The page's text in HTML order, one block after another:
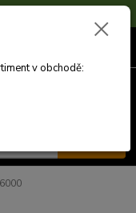
SLEVA6
v obchodě: